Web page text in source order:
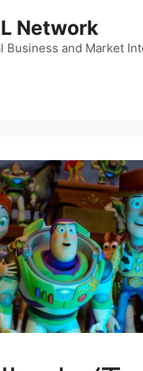
Network
Business and Market